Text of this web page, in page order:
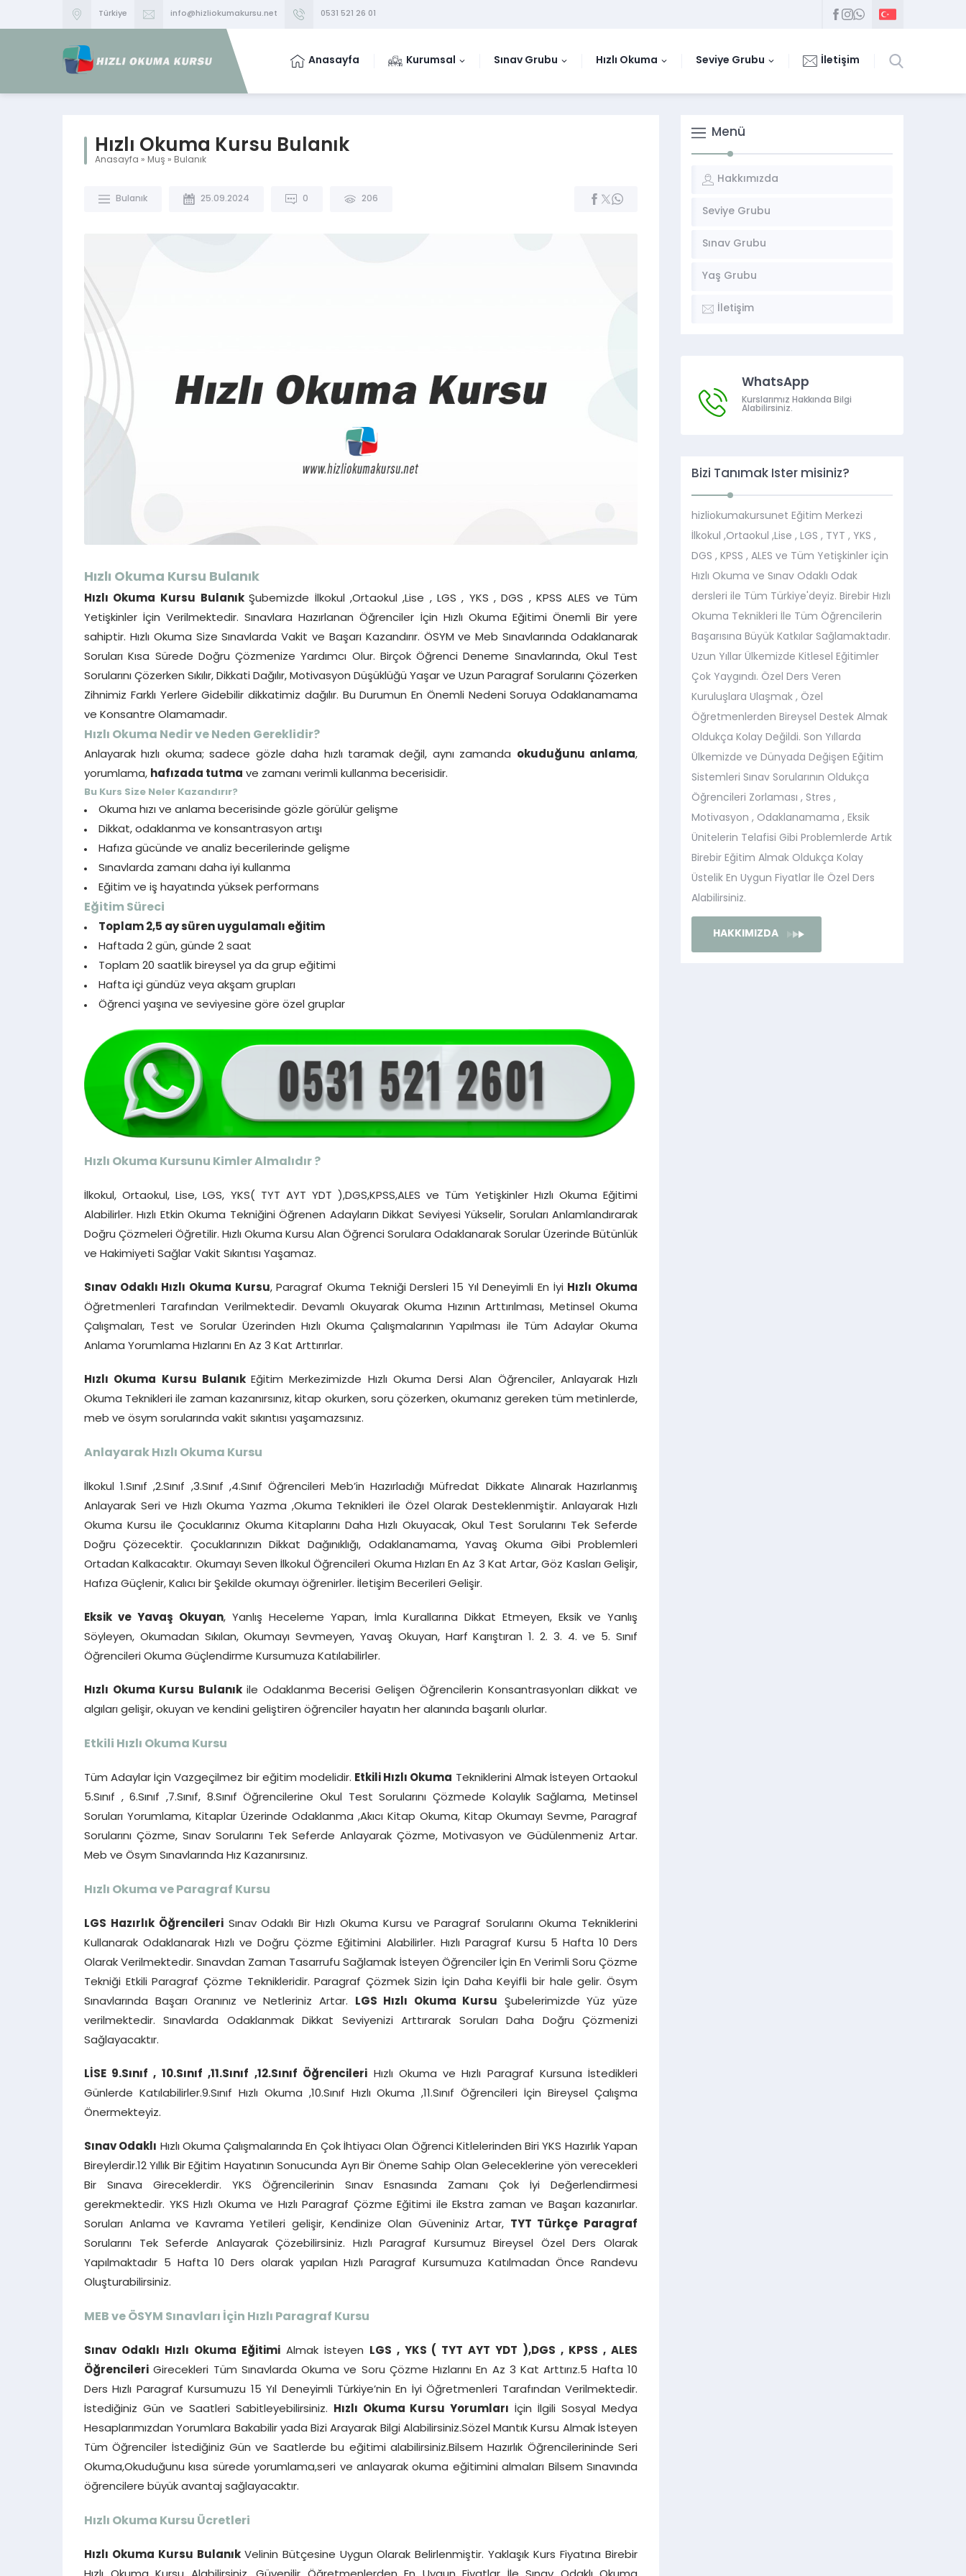
Türkiye info@hizliokumakursu.net 0531 521 26 01
Anasayfa Kurumsal Sınav Grubu Hızlı Okuma Seviye Grubu İletişim
Hızlı Okuma Kursu Bulanık
Anasayfa » Muş » Bulanık
Bulanık 25.09.2024 0 206
Hızlı Okuma Kursu Bulanık
Hızlı Okuma Kursu BulanıkŞubemizde İlkokul ,Ortaokul ,Lise , LGS , YKS , DGS , KPSS ALES ve Tüm
Yetişkinler İçin Verilmektedir. Sınavlara Hazırlanan Öğrenciler İçin Hızlı Okuma Eğitimi Önemli Bir yere
sahiptir. Hızlı Okuma Size Sınavlarda Vakit ve Başarı Kazandırır. ÖSYM ve Meb Sınavlarında Odaklanarak
Soruları Kısa Sürede Doğru Çözmenize Yardımcı Olur. Birçok Öğrenci Deneme Sınavlarında, Okul Test
Sorularını Çözerken Sıkılır, Dikkati Dağılır, Motivasyon Düşüklüğü Yaşar ve Uzun Paragraf Sorularını Çözerken
Zihnimiz Farklı Yerlere Gidebilir dikkatimiz dağılır. Bu Durumun En Önemli Nedeni Soruya Odaklanamama
ve Konsantre Olamamadır.
Hızlı Okuma Nedir ve Neden Gereklidir?
Anlayarak hızlı okuma; sadece gözle daha hızlı taramak değil, aynı zamanda okuduğunu anlama,
yorumlama, hafızada tutma ve zamanı verimli kullanma becerisidir.
Bu Kurs Size Neler Kazandırır?
Okuma hızı ve anlama becerisinde gözle görülür gelişme
Dikkat, odaklanma ve konsantrasyon artışı
Hafıza gücünde ve analiz becerilerinde gelişme
Sınavlarda zamanı daha iyi kullanma
Eğitim ve iş hayatında yüksek performans
Eğitim Süreci
Toplam 2,5 ay süren uygulamalı eğitim
Haftada 2 gün, günde 2 saat
Toplam 20 saatlik bireysel ya da grup eğitimi
Hafta içi gündüz veya akşam grupları
Öğrenci yaşına ve seviyesine göre özel gruplar
Hızlı Okuma Kursunu Kimler Almalıdır ?
İlkokul, Ortaokul, Lise, LGS, YKS( TYT AYT YDT ),DGS,KPSS,ALES ve Tüm Yetişkinler Hızlı Okuma Eğitimi
Alabilirler. Hızlı Etkin Okuma Tekniğini Öğrenen Adayların Dikkat Seviyesi Yükselir, Soruları Anlamlandırarak
Doğru Çözmeleri Öğretilir. Hızlı Okuma Kursu Alan Öğrenci Sorulara Odaklanarak Sorular Üzerinde Bütünlük
ve Hakimiyeti Sağlar Vakit Sıkıntısı Yaşamaz.
Sınav Odaklı Hızlı Okuma Kursu, Paragraf Okuma Tekniği Dersleri 15 Yıl Deneyimli En İyi Hızlı Okuma
Öğretmenleri Tarafından Verilmektedir. Devamlı Okuyarak Okuma Hızının Arttırılması, Metinsel Okuma
Çalışmaları, Test ve Sorular Üzerinden Hızlı Okuma Çalışmalarının Yapılması ile Tüm Adaylar Okuma
Anlama Yorumlama Hızlarını En Az 3 Kat Arttırırlar.
Hızlı Okuma Kursu Bulanık Eğitim Merkezimizde Hızlı Okuma Dersi Alan Öğrenciler, Anlayarak Hızlı
Okuma Teknikleri ile zaman kazanırsınız, kitap okurken, soru çözerken, okumanız gereken tüm metinlerde,
meb ve ösym sorularında vakit sıkıntısı yaşamazsınız.
Anlayarak Hızlı Okuma Kursu
İlkokul 1.Sınıf ,2.Sınıf ,3.Sınıf ,4.Sınıf Öğrencileri Meb’in Hazırladığı Müfredat Dikkate Alınarak Hazırlanmış
Anlayarak Seri ve Hızlı Okuma Yazma ,Okuma Teknikleri ile Özel Olarak Desteklenmiştir. Anlayarak Hızlı
Okuma Kursu ile Çocuklarınız Okuma Kitaplarını Daha Hızlı Okuyacak, Okul Test Sorularını Tek Seferde
Doğru Çözecektir. Çocuklarınızın Dikkat Dağınıklığı, Odaklanamama, Yavaş Okuma Gibi Problemleri
Ortadan Kalkacaktır. Okumayı Seven İlkokul Öğrencileri Okuma Hızları En Az 3 Kat Artar, Göz Kasları Gelişir,
Hafıza Güçlenir, Kalıcı bir Şekilde okumayı öğrenirler. İletişim Becerileri Gelişir.
Eksik ve Yavaş Okuyan, Yanlış Heceleme Yapan, İmla Kurallarına Dikkat Etmeyen, Eksik ve Yanlış
Söyleyen, Okumadan Sıkılan, Okumayı Sevmeyen, Yavaş Okuyan, Harf Karıştıran 1. 2. 3. 4. ve 5. Sınıf
Öğrencileri Okuma Güçlendirme Kursumuza Katılabilirler.
Hızlı Okuma Kursu Bulanık ile Odaklanma Becerisi Gelişen Öğrencilerin Konsantrasyonları dikkat ve
algıları gelişir, okuyan ve kendini geliştiren öğrenciler hayatın her alanında başarılı olurlar.
Etkili Hızlı Okuma Kursu
Tüm Adaylar İçin Vazgeçilmez bir eğitim modelidir. Etkili Hızlı Okuma Tekniklerini Almak İsteyen Ortaokul
5.Sınıf , 6.Sınıf ,7.Sınıf, 8.Sınıf Öğrencilerine Okul Test Sorularını Çözmede Kolaylık Sağlama, Metinsel
Soruları Yorumlama, Kitaplar Üzerinde Odaklanma ,Akıcı Kitap Okuma, Kitap Okumayı Sevme, Paragraf
Sorularını Çözme, Sınav Sorularını Tek Seferde Anlayarak Çözme, Motivasyon ve Güdülenmeniz Artar.
Meb ve Ösym Sınavlarında Hız Kazanırsınız.
Hızlı Okuma ve Paragraf Kursu
LGS Hazırlık ÖğrencileriSınav Odaklı Bir Hızlı Okuma Kursu ve Paragraf Sorularını Okuma Tekniklerini
Kullanarak Odaklanarak Hızlı ve Doğru Çözme Eğitimini Alabilirler. Hızlı Paragraf Kursu 5 Hafta 10 Ders
Olarak Verilmektedir. Sınavdan Zaman Tasarrufu Sağlamak İsteyen Öğrenciler İçin En Verimli Soru Çözme
Tekniği Etkili Paragraf Çözme Teknikleridir. Paragraf Çözmek Sizin İçin Daha Keyifli bir hale gelir. Ösym
Sınavlarında Başarı Oranınız ve Netleriniz Artar. LGS Hızlı Okuma Kursu Şubelerimizde Yüz yüze
verilmektedir. Sınavlarda Odaklanmak Dikkat Seviyenizi Arttırarak Soruları Daha Doğru Çözmenizi
Sağlayacaktır.
LİSE 9.Sınıf , 10.Sınıf ,11.Sınıf ,12.Sınıf Öğrencileri Hızlı Okuma ve Hızlı Paragraf Kursuna İstedikleri
Günlerde Katılabilirler.9.Sınıf Hızlı Okuma ,10.Sınıf Hızlı Okuma ,11.Sınıf Öğrencileri İçin Bireysel Çalışma
Önermekteyiz.
Sınav Odaklı Hızlı Okuma Çalışmalarında En Çok İhtiyacı Olan Öğrenci Kitlelerinden Biri YKS Hazırlık Yapan
Bireylerdir.12 Yıllık Bir Eğitim Hayatının Sonucunda Ayrı Bir Öneme Sahip Olan Geleceklerine yön verecekleri
Bir Sınava Gireceklerdir. YKS Öğrencilerinin Sınav Esnasında Zamanı Çok İyi Değerlendirmesi
gerekmektedir. YKS Hızlı Okuma ve Hızlı Paragraf Çözme Eğitimi ile Ekstra zaman ve Başarı kazanırlar.
Soruları Anlama ve Kavrama Yetileri gelişir, Kendinize Olan Güveniniz Artar, TYT Türkçe Paragraf
Sorularını Tek Seferde Anlayarak Çözebilirsiniz. Hızlı Paragraf Kursumuz Bireysel Özel Ders Olarak
Yapılmaktadır 5 Hafta 10 Ders olarak yapılan Hızlı Paragraf Kursumuza Katılmadan Önce Randevu
Oluşturabilirsiniz.
MEB ve ÖSYM Sınavları İçin Hızlı Paragraf Kursu
Sınav Odaklı Hızlı Okuma EğitimiAlmak İsteyen LGS , YKS ( TYT AYT YDT ),DGS , KPSS , ALES
Öğrencileri Girecekleri Tüm Sınavlarda Okuma ve Soru Çözme Hızlarını En Az 3 Kat Arttırız.5 Hafta 10
Ders Hızlı Paragraf Kursumuzu 15 Yıl Deneyimli Türkiye’nin En İyi Öğretmenleri Tarafından Verilmektedir.
İstediğiniz Gün ve Saatleri Sabitleyebilirsiniz. Hızlı Okuma Kursu Yorumları İçin İlgili Sosyal Medya
Hesaplarımızdan Yorumlara Bakabilir yada Bizi Arayarak Bilgi Alabilirsiniz.Sözel Mantık Kursu Almak İsteyen
Tüm Öğrenciler İstediğiniz Gün ve Saatlerde bu eğitimi alabilirsiniz.Bilsem Hazırlık Öğrencilerininde Seri
Okuma,Okuduğunu kısa sürede yorumlama,seri ve anlayarak okuma eğitimini almaları Bilsem Sınavında
öğrencilere büyük avantaj sağlayacaktır.
Hızlı Okuma Kursu Ücretleri
Hızlı Okuma Kursu Bulanık Velinin Bütçesine Uygun Olarak Belirlenmiştir. Yaklaşık Kurs Fiyatına Birebir
Menü
Hakkımızda
Seviye Grubu
Sınav Grubu
Yaş Grubu
İletişim
WhatsApp
Kurslarımız Hakkında Bilgi
Alabilirsiniz.
Bizi Tanımak İster misiniz?
hizliokumakursunet Eğitim Merkezi
İlkokul ,Ortaokul ,Lise , LGS , TYT , YKS ,
DGS , KPSS , ALES ve Tüm Yetişkinler için
Hızlı Okuma ve Sınav Odaklı Odak
dersleri ile Tüm Türkiye'deyiz. Birebir Hızlı
Okuma Teknikleri İle Tüm Öğrencilerin
Başarısına Büyük Katkılar Sağlamaktadır.
Uzun Yıllar Ülkemizde Kitlesel Eğitimler
Çok Yaygındı. Özel Ders Veren
Kuruluşlara Ulaşmak , Özel
Öğretmenlerden Bireysel Destek Almak
Oldukça Kolay Değildi. Son Yıllarda
Ülkemizde ve Dünyada Değişen Eğitim
Sistemleri Sınav Sorularının Oldukça
Öğrencileri Zorlaması , Stres ,
Motivasyon , Odaklanamama , Eksik
Ünitelerin Telafisi Gibi Problemlerde Artık
Birebir Eğitim Almak Oldukça Kolay
Üstelik En Uygun Fiyatlar İle Özel Ders
Alabilirsiniz.
HAKKIMIZDA